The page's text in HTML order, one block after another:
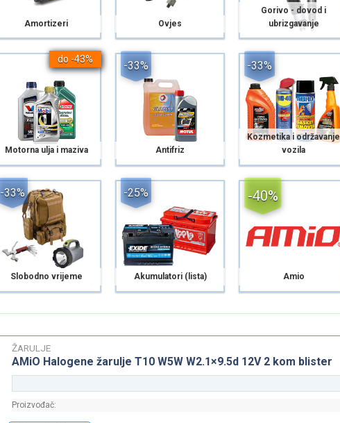
Amortizeri Ovjes
Gorivo - dovod i
ubrizgavanje
Motorna ulja i maziva
do -43%
Antifriz
-33%
Kozmetika i održavanje
vozila
-33%
Slobodno vrijeme
-33%
Akumulatori (lista)
-25%
Amio
-40%
ŽARULJE
AMiO Halogene žarulje T10 W5W W2.1×9.5d 12V 2 kom blister
Proizvođač: